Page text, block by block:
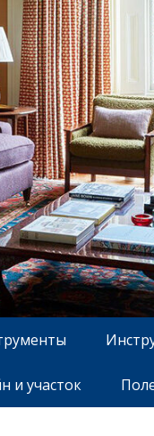
и участок